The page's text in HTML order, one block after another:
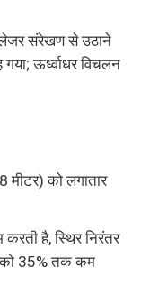
लेजर संरेखण से उठाने
ऊर्ध्वाधर विचलन
को लगातार
करती है, स्थिर निरंतर
को 35% तक कम